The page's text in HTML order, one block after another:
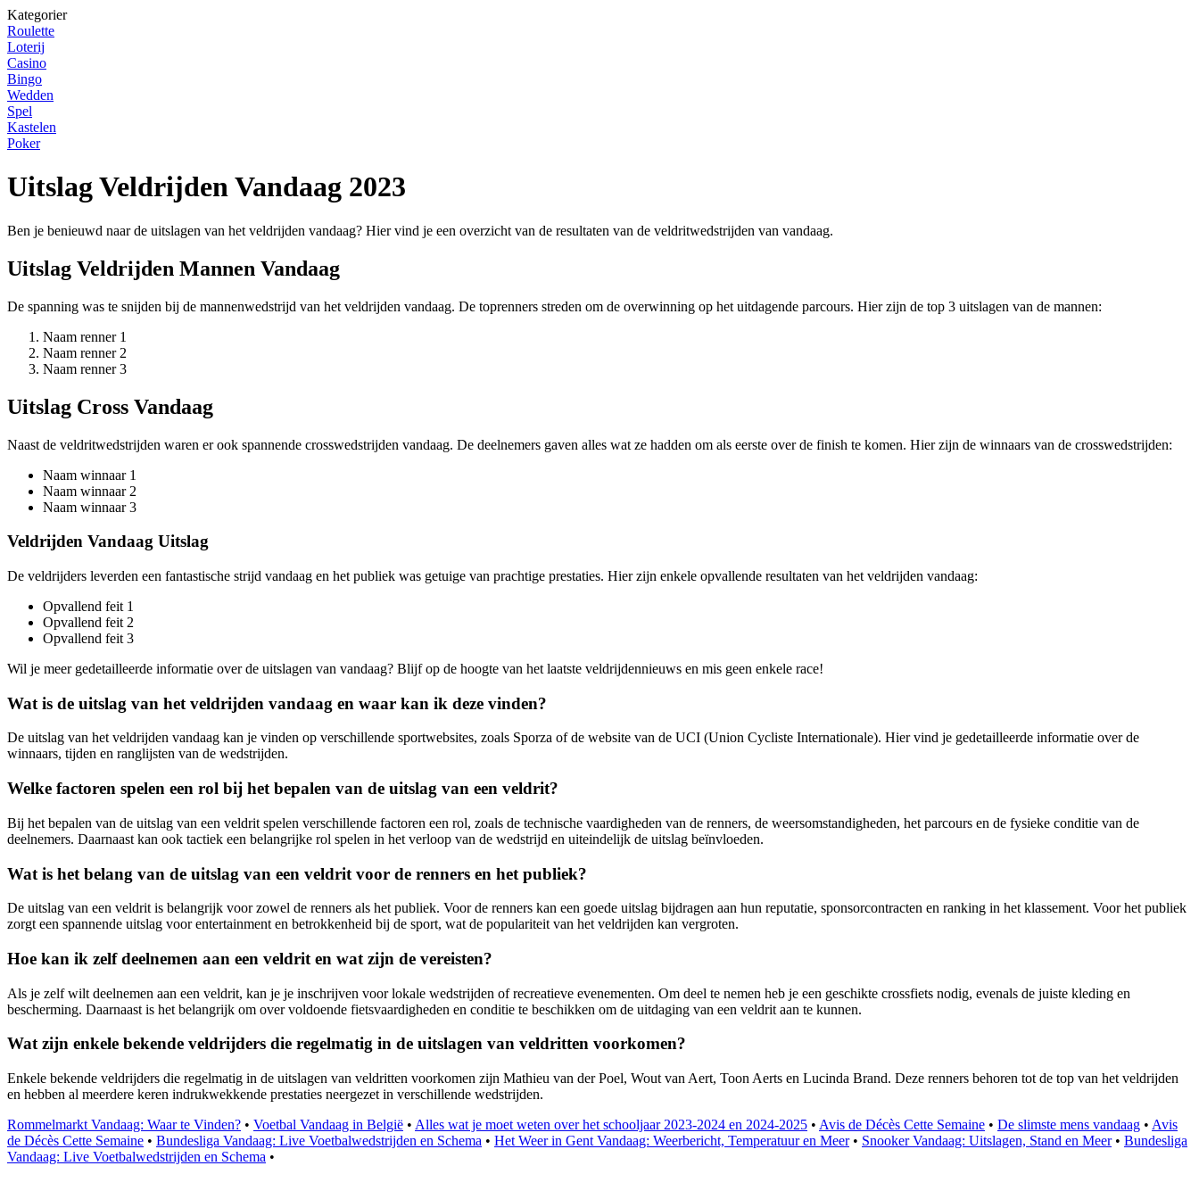
Kategorier
Roulette
Loterij
Casino
Bingo
Wedden
Spel
Kastelen
Poker
Uitslag Veldrijden Vandaag 2023
Ben je benieuwd naar de uitslagen van het veldrijden vandaag? Hier vind je een overzicht van de resultaten van de veldritwedstrijden van vandaag.
Uitslag Veldrijden Mannen Vandaag
De spanning was te snijden bij de mannenwedstrijd van het veldrijden vandaag. De toprenners streden om de overwinning op het uitdagende parcours. Hier zijn de top 3 uitslagen van de mannen:
Naam renner 1
Naam renner 2
Naam renner 3
Uitslag Cross Vandaag
Naast de veldritwedstrijden waren er ook spannende crosswedstrijden vandaag. De deelnemers gaven alles wat ze hadden om als eerste over de finish te komen. Hier zijn de winnaars van de crosswedstrijden:
Naam winnaar 1
Naam winnaar 2
Naam winnaar 3
Veldrijden Vandaag Uitslag
De veldrijders leverden een fantastische strijd vandaag en het publiek was getuige van prachtige prestaties. Hier zijn enkele opvallende resultaten van het veldrijden vandaag:
Opvallend feit 1
Opvallend feit 2
Opvallend feit 3
Wil je meer gedetailleerde informatie over de uitslagen van vandaag? Blijf op de hoogte van het laatste veldrijdennieuws en mis geen enkele race!
Wat is de uitslag van het veldrijden vandaag en waar kan ik deze vinden?
De uitslag van het veldrijden vandaag kan je vinden op verschillende sportwebsites, zoals Sporza of de website van de UCI (Union Cycliste Internationale). Hier vind je gedetailleerde informatie over de
winnaars, tijden en ranglijsten van de wedstrijden.
Welke factoren spelen een rol bij het bepalen van de uitslag van een veldrit?
Bij het bepalen van de uitslag van een veldrit spelen verschillende factoren een rol, zoals de technische vaardigheden van de renners, de weersomstandigheden, het parcours en de fysieke conditie van de
deelnemers. Daarnaast kan ook tactiek een belangrijke rol spelen in het verloop van de wedstrijd en uiteindelijk de uitslag beïnvloeden.
Wat is het belang van de uitslag van een veldrit voor de renners en het publiek?
De uitslag van een veldrit is belangrijk voor zowel de renners als het publiek. Voor de renners kan een goede uitslag bijdragen aan hun reputatie, sponsorcontracten en ranking in het klassement. Voor het publiek
zorgt een spannende uitslag voor entertainment en betrokkenheid bij de sport, wat de populariteit van het veldrijden kan vergroten.
Hoe kan ik zelf deelnemen aan een veldrit en wat zijn de vereisten?
Als je zelf wilt deelnemen aan een veldrit, kan je je inschrijven voor lokale wedstrijden of recreatieve evenementen. Om deel te nemen heb je een geschikte crossfiets nodig, evenals de juiste kleding en
bescherming. Daarnaast is het belangrijk om over voldoende fietsvaardigheden en conditie te beschikken om de uitdaging van een veldrit aan te kunnen.
Wat zijn enkele bekende veldrijders die regelmatig in de uitslagen van veldritten voorkomen?
Enkele bekende veldrijders die regelmatig in de uitslagen van veldritten voorkomen zijn Mathieu van der Poel, Wout van Aert, Toon Aerts en Lucinda Brand. Deze renners behoren tot de top van het veldrijden
en hebben al meerdere keren indrukwekkende prestaties neergezet in verschillende wedstrijden.
Rommelmarkt Vandaag: Waar te Vinden? • Voetbal Vandaag in België • Alles wat je moet weten over het schooljaar 2023-2024 en 2024-2025 • Avis de Décès Cette Semaine • De slimste mens vandaag • Avis
de Décès Cette Semaine • Bundesliga Vandaag: Live Voetbalwedstrijden en Schema • Het Weer in Gent Vandaag: Weerbericht, Temperatuur en Meer• Snooker Vandaag: Uitslagen, Stand en Meer• Bundesliga
Vandaag: Live Voetbalwedstrijden en Schema •